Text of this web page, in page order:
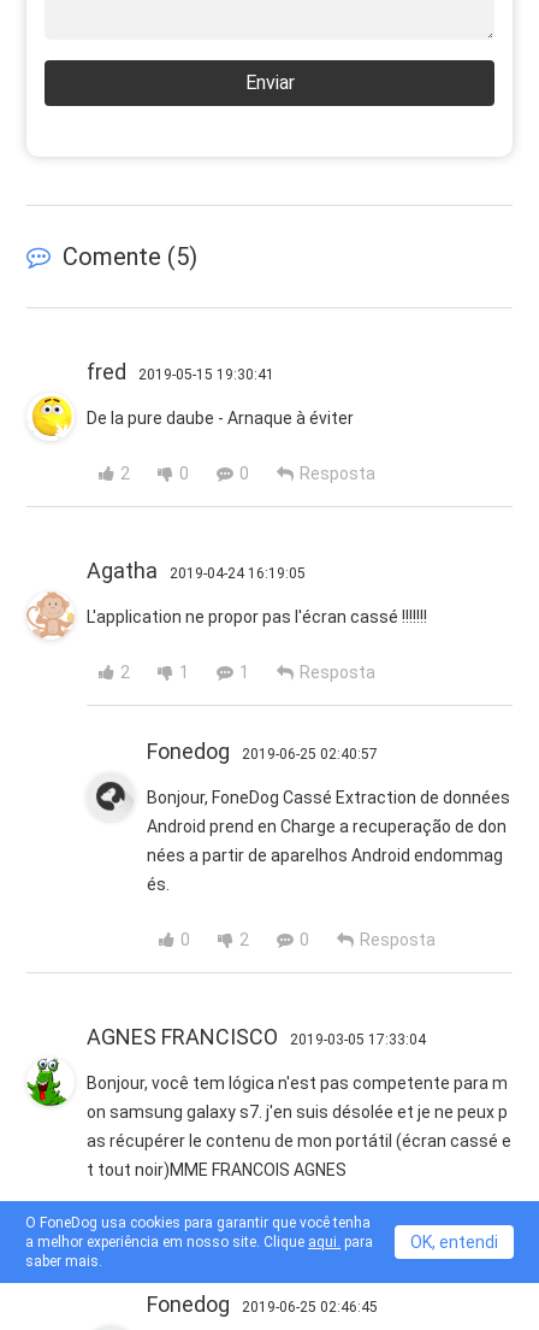
Enviar
Comente (5)
fred 2019-05-15 19:30:41
De la pure daube - Arnaque à éviter
2 0 0 Resposta
Agatha 2019-04-24 16:19:05
L'application ne propor pas l'écran cassé !!!!!!!
2 1 1 Resposta
Fonedog 2019-06-25 02:40:57
Bonjour, FoneDog Cassé Extraction de données
Android prend en Charge a recuperação de don
nées a partir de aparelhos Android endommag
és.
0 2 0 Resposta
AGNES FRANCISCO 2019-03-05 17:33:04
Bonjour, você tem lógica n'est pas competente para m
on samsung galaxy s7. j'en suis désolée et je ne peux p
as récupérer le contenu de mon portátil (écran cassé e
t tout noir)MME FRANCOIS AGNES
3 0 1 Resposta
Fonedog 2019-06-25 02:46:45
O FoneDog usa cookies para garantir que você tenha
a melhor experiência em nosso site. Clique aqui. para
saber mais.
OK, entendi